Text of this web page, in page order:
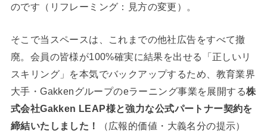
のです（リフレーミング：見方の変更）。
そこで当スペースは、これまでの他社広告をすべて撤
廃。会員の皆様が100%確実に結果を出せる「正しいリ
スキリング」を本気でバックアップするため、教育業界
大手・Gakkenグループのeラーニング事業を展開する株
式会社Gakken LEAP様と強力な公式パートナー契約を
締結いたしました！
（広報的価値・大義名分の提示）